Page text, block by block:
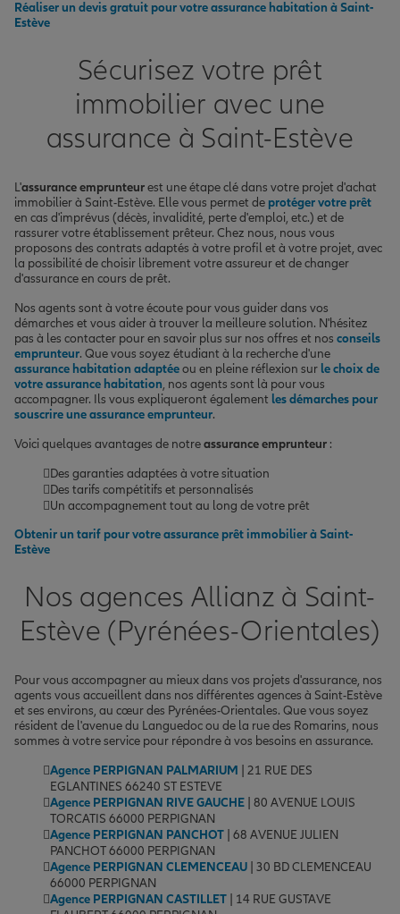
Réaliser un devis gratuit pour votre assurance habitation à Saint-
Estève
Sécurisez votre prêt
immobilier avec une
assurance à Saint-Estève
L'assurance emprunteurest une étape clé dans votre projet d'achat
immobilier à Saint-Estève. Elle vous permet de protéger votre prêt
en cas d'imprévus (décès, invalidité, perte d'emploi, etc.) et de
rassurer votre établissement prêteur. Chez nous, nous vous
proposons des contrats adaptés à votre profil et à votre projet, avec
la possibilité de choisir librement votre assureur et de changer
d'assurance en cours de prêt.
Nos agents sont à votre écoute pour vous guider dans vos
démarches et vous aider à trouver la meilleure solution. N'hésitez
pas à les contacter pour en savoir plus sur nos offres et nos conseils
emprunteur. Que vous soyez étudiant à la recherche d'une
assurance habitation adaptéeou en pleine réflexion sur le choix de
votre assurance habitation, nos agents sont là pour vous
accompagner. Ils vous expliqueront également les démarches pour
souscrire une assurance emprunteur.
Voici quelques avantages de notreassurance emprunteur :
Des garanties adaptées à votre situation
Des tarifs compétitifs et personnalisés
Un accompagnement tout au long de votre prêt
Obtenir un tarif pour votre assurance prêt immobilier à Saint-
Estève
Nos agences Allianz à Saint-
Estève (Pyrénées-Orientales)
Pour vous accompagner au mieux dans vos projets d'assurance, nos
agents vous accueillent dans nos différentes agences à Saint-Estève
et ses environs, au cœur des Pyrénées-Orientales. Que vous soyez
résident de l'avenue du Languedoc ou de la rue des Romarins, nous
sommes à votre service pour répondre à vos besoins en assurance.
Agence PERPIGNAN PALMARIUM | 21 RUE DES
EGLANTINES 66240 ST ESTEVE
Agence PERPIGNAN RIVE GAUCHE | 80 AVENUE LOUIS
TORCATIS 66000 PERPIGNAN
Agence PERPIGNAN PANCHOT | 68 AVENUE JULIEN
PANCHOT 66000 PERPIGNAN
Agence PERPIGNAN CLEMENCEAU | 30 BD CLEMENCEAU
66000 PERPIGNAN
Agence PERPIGNAN CASTILLET | 14 RUE GUSTAVE